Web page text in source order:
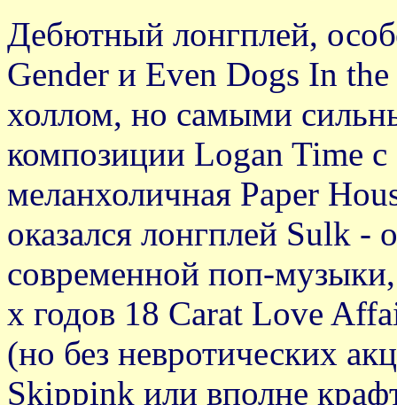
Дебютный лонгплей,
Gender и Even Dogs In
холлом, но самыми
композиции Logan Time
меланхоличная Рaрer
оказался лонгплей Sulk -
современной поп-
х годов 18 Carat Love
(но без невротических
Skiррink или вполне